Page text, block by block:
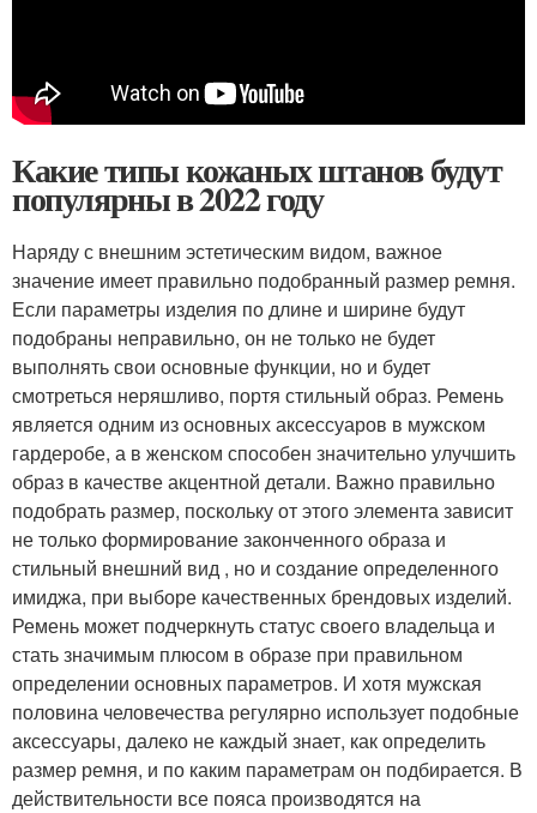
Какие типы кожаных штанов будут
популярны в 2022 году
Наряду с внешним эстетическим видом, важное
значение имеет правильно подобранный размер ремня.
Если параметры изделия по длине и ширине будут
подобраны неправильно, он не только не будет
выполнять свои основные функции, но и будет
смотреться неряшливо, портя стильный образ. Ремень
является одним из основных аксессуаров в мужском
гардеробе, а в женском способен значительно улучшить
образ в качестве акцентной детали. Важно правильно
подобрать размер, поскольку от этого элемента зависит
не только формирование законченного образа и
стильный внешний вид , но и создание определенного
имиджа, при выборе качественных брендовых изделий.
Ремень может подчеркнуть статус своего владельца и
стать значимым плюсом в образе при правильном
определении основных параметров. И хотя мужская
половина человечества регулярно использует подобные
аксессуары, далеко не каждый знает, как определить
размер ремня, и по каким параметрам он подбирается. В
действительности все пояса производятся на